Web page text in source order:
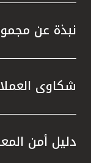
نبذة عن
شكاوى
دليل أمن